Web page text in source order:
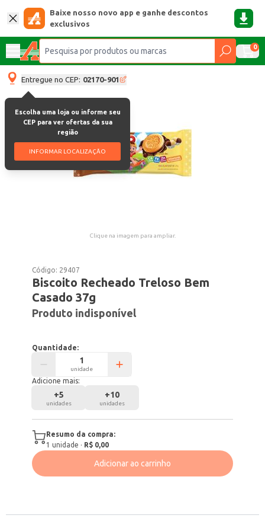
Baixe nosso novo app e ganhe descontos
exclusivos
0
Entregue no CEP: 02170-901
Escolha uma loja ou informe seu
CEP para ver ofertas da sua
região
INFORMAR LOCALIZAÇÃO
Clique na imagem para ampliar.
Código: 29407
Biscoito Recheado Treloso Bem
Casado 37g
Produto indisponível
Quantidade:
unidade
Adicione mais:
+5
unidades
+10
unidades
Resumo da compra:
1 unidade · R$ 0,00
Adicionar ao carrinho